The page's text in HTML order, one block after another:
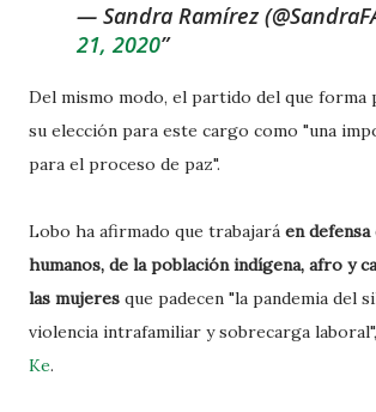
— Sandra Ramírez
21, 2020
Del mismo modo, el partido del que forma
su elección para este cargo como "una
para el proceso de paz".
Lobo ha afirmado que trabajará en
humanos, de la población indígena, afro y
las mujeres que padecen "la pandemia del
violencia intrafamiliar y sobrecarga
Ke.